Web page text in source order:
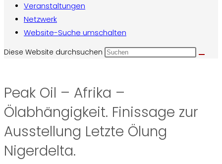
Veranstaltungen
Netzwerk
Website-Suche umschalten
Diese Website durchsuchen
Peak Oil – Afrika –
Ölabhängigkeit. Finissage zur
Ausstellung Letzte Ölung
Nigerdelta.